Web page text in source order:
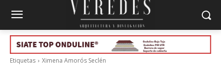
Etiquetas Ximena Amorós Seclén